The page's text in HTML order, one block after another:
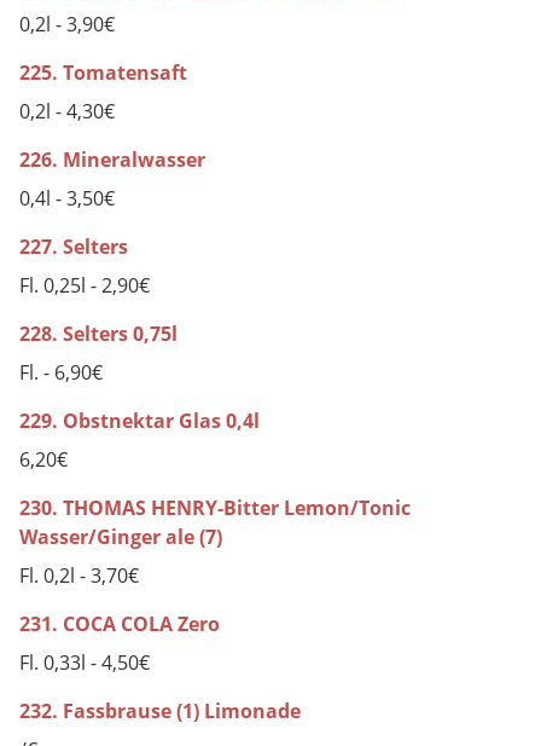
0,2l - 3,90€
225. Tomatensaft
0,2l - 4,30€
226. Mineralwasser
0,4l - 3,50€
227. Selters
Fl. 0,25l - 2,90€
228. Selters 0,75l
Fl. - 6,90€
229. Obstnektar Glas 0,4l
6,20€
230. THOMAS HENRY-Bitter Lemon/Tonic
Wasser/Ginger ale (7)
Fl. 0,2l - 3,70€
231. COCA COLA Zero
Fl. 0,33l - 4,50€
232. Fassbrause (1) Limonade